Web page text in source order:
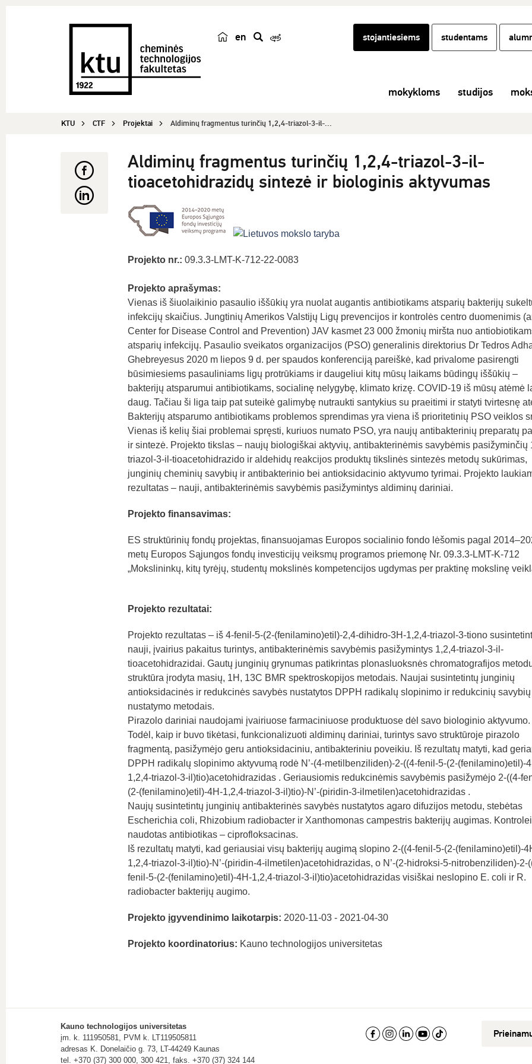
en
k
stojantiesiems studentams
mokykloms studijos
KTU CTF Projektai Aldiminų fragmentus turinčių 1,2,4-triazol-3-il-...
Aldiminų fragmentus turinčių 1,2,4-triazol-3-il-
tioacetohidrazidų sintezė ir biologinis aktyvumas
Projekto nr.: 09.3.3-LMT-K-712-22-0083
Projekto aprašymas:
Vienas iš šiuolaikinio pasaulio iššūkių yra nuolat augantis antibiotikams atsparių bakterijų
infekcijų skaičius. Jungtinių Amerikos Valstijų Ligų prevencijos ir kontrolės centro duomenimis
Center for Disease Control and Prevention) JAV kasmet 23 000 žmonių miršta nuo
atsparių infekcijų. Pasaulio sveikatos organizacijos (PSO) generalinis direktorius Dr Tedros
Ghebreyesus 2020 m liepos 9 d. per spaudos konferenciją pareiškė, kad privalome pasirengti
būsimiesiems pasauliniams ligų protrūkiams ir daugeliui kitų mūsų laikams būdingų iššūkių –
bakterijų atsparumui antibiotikams, socialinę nelygybę, klimato krizę. COVID-19 iš mūsų atėmė
daug. Tačiau ši liga taip pat suteikė galimybę nutraukti santykius su praeitimi ir statyti tvirtesnę
Bakterijų atsparumo antibiotikams problemos sprendimas yra viena iš prioritetinių PSO veiklos
Vienas iš kelių šiai problemai spręsti, kuriuos numato PSO, yra naujų antibakterinių preparatų
ir sintezė. Projekto tikslas – naujų biologiškai aktyvių, antibakterinėmis savybėmis pasižyminčių
triazol-3-il-tioacetohidrazido ir aldehidų reakcijos produktų tikslinės sintezės metodų sukūrimas,
junginių cheminių savybių ir antibakterinio bei antioksidacinio aktyvumo tyrimai. Projekto
rezultatas – nauji, antibakterinėmis savybėmis pasižymintys aldiminų dariniai.
Projekto finansavimas:
ES struktūrinių fondų projektas, finansuojamas Europos socialinio fondo lėšomis pagal
metų Europos Sąjungos fondų investicijų veiksmų programos priemonę Nr. 09.3.3-LMT-K-712
„Mokslininkų, kitų tyrėjų, studentų mokslinės kompetencijos ugdymas per praktinę mokslinę
Projekto rezultatai:
Projekto rezultatas – iš 4-fenil-5-(2-(fenilamino)etil)-2,4-dihidro-3H-1,2,4-triazol-3-tiono
nauji, įvairius pakaitus turintys, antibakterinėmis savybėmis pasižymintys 1,2,4-triazol-3-il-
tioacetohidrazidai. Gautų junginių grynumas patikrintas plonasluoksnės chromatografijos
struktūra įrodyta masių, 1H, 13C BMR spektroskopijos metodais. Naujai susintetintų junginių
antioksidacinės ir redukcinės savybės nustatytos DPPH radikalų slopinimo ir redukcinių savybių
nustatymo metodais.
Pirazolo dariniai naudojami įvairiuose farmaciniuose produktuose dėl savo biologinio aktyvumo.
Todėl, kaip ir buvo tikėtasi, funkcionalizuoti aldiminų dariniai, turintys savo struktūroje pirazolo
fragmentą, pasižymėjo geru antioksidaciniu, antibakteriniu poveikiu. Iš rezultatų matyti, kad
DPPH radikalų slopinimo aktyvumą rodė N’-(4-metilbenziliden)-2-((4-fenil-5-(2-(fenilamino)etil)-
1,2,4-triazol-3-il)tio)acetohidrazidas . Geriausiomis redukcinėmis savybėmis pasižymėjo 2-((4-
(2-(fenilamino)etil)-4H-1,2,4-triazol-3-il)tio)-N’-(piridin-3-ilmetilen)acetohidrazidas .
Naujų susintetintų junginių antibakterinės savybės nustatytos agaro difuzijos metodu, stebėtas
Escherichia coli, Rhizobium radiobacter ir Xanthomonas campestris bakterijų augimas. Kontrolei
naudotas antibiotikas – ciprofloksacinas.
Iš rezultatų matyti, kad geriausiai visų bakterijų augimą slopino 2-((4-fenil-5-(2-(fenilamino)etil)-
1,2,4-triazol-3-il)tio)-N’-(piridin-4-ilmetilen)acetohidrazidas, o N’-(2-hidroksi-5-nitrobenziliden)-2-
fenil-5-(2-(fenilamino)etil)-4H-1,2,4-triazol-3-il)tio)acetohidrazidas visiškai neslopino E. coli ir R.
radiobacter bakterijų augimo.
Projekto įgyvendinimo laikotarpis: 2020-11-03 - 2021-04-30
Projekto koordinatorius: Kauno technologijos universitetas
Kauno technologijos universitetas
įm. k. 111950581, PVM k. LT119505811
adresas K. Donelaičio g. 73, LT-44249 Kaunas
tel. +370 (37) 300 000, 300 421, faks. +370 (37) 324 144